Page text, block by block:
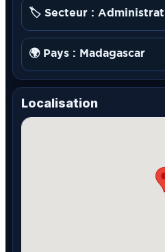
🏷️ Secteur :
🌍 Pays : Madagascar
Localisation